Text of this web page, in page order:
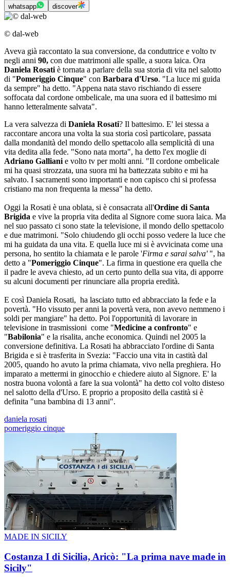
whatsapp discover
© dal-web
Aveva già raccontato la sua conversione, da conduttrice e volto tv
negli anni 90, con due matrimoni alle spalle, a suora laica. Ora
Daniela Rosati è tornata a parlare della sua storia di vita nel salotto
di "Pomeriggio Cinque" con Barbara d'Urso. "La luce mi guida
da sempre" ha detto. "Appena nata stavo rischiando di essere
soffocata dal cordone ombelicale, ma una suora ed il battesimo mi
hanno letteralmente salvata".
La vera salvezza di Daniela Rosati? Il battesimo. E' lei stessa a
raccontare ancora una volta la sua storia così particolare, passata
dalla mondanità del mondo dello spettacolo alla semplicità di una
vita dedita alla fede. "Sono nata morta", ha detto l'ex moglie di
Adriano Galliani e volto tv per molti anni. "Il cordone ombelicale
mi ha quasi strozzata, una suora mi ha battezzata subito e mi ha
salvato. I sacramenti sono importanti e non capisco chi si professa
cristiano ma non frequenta la messa" ha detto.
Oggi la Rosati è una oblata, si è consacrata all'Ordine di Santa
Brigida e vive la propria vita dedita al Signore come suora laica. Ma
nel suo passato ci sono state la televisione, il mondo dello spettacolo
e due matrimoni. "Solo chiudendo gli occhi posso vedere la luce che
mi ha guidata da una vita. E quella luce mi si è avvicinata come una
persona, ho sentito la chiamata e le parole 'Firma e sarai salva' ", ha
detto a "Pomeriggio Cinque". La firma in questione era quella che
il padre le aveva chiesto, ad un certo punto della sua vita, di apporre
su alcuni documenti per rinunciare alla propria eredità.
E così Daniela Rosati, ha lasciato tutto ed abbracciato la fede e la
povertà. "Ho vissuto per anni la povertà vera, non avevo nemmeno i
soldi per mangiare" ha detto. Poi l'opportunità di lavorare in
televisione in trasmissioni come "Medicine a confronto" e
"Babilonia" e la risalita, anche economica. Quindi nel 2005 la
conversione definitiva. La Rosati ha abbracciato l'ordine di Santa
Brigida e si è trasferita in Svezia: "Faccio una vita in castità dal
2005, quando ho avuto la prima chiamata, vivo nella preghiera. Ho
imparato a mettermi in ginocchio e chiedere aiuto al Signore. E' la
nostra buona volontà a fare la sua volontà" ha detto col volto disteso
nel salotto della d'Urso. E proprio a proposito della castità si è
definita "una bambina di 13 anni".
daniela rosati
pomeriggio cinque
MADE IN SICILY
Costanza I di Sicilia, Aricò: "La prima nave made in
Sicily"